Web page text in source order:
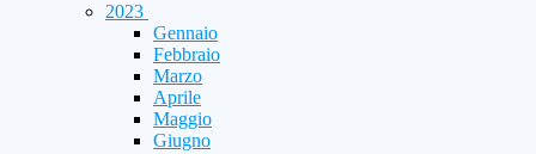
2023
Gennaio
Febbraio
Marzo
Aprile
Maggio
Giugno